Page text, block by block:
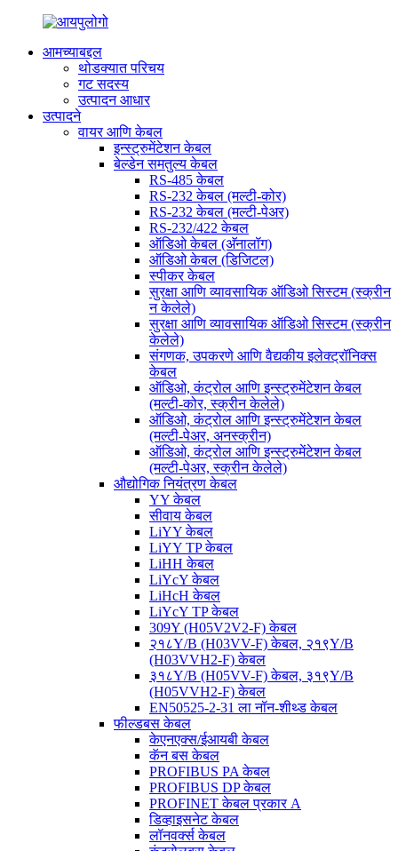
आमच्याबद्दल
थोडक्यात परिचय
गट सदस्य
उत्पादन आधार
उत्पादने
वायर आणि केबल
इन्स्ट्रुमेंटेशन केबल
बेल्डेन समतुल्य केबल
RS-485 केबल
RS-232 केबल (मल्टी-कोर)
RS-232 केबल (मल्टी-पेअर)
RS-232/422 केबल
ऑडिओ केबल (अ‍ॅनालॉग)
ऑडिओ केबल (डिजिटल)
स्पीकर केबल
सुरक्षा आणि व्यावसायिक ऑडिओ सिस्टम (स्क्रीन
न केलेले)
सुरक्षा आणि व्यावसायिक ऑडिओ सिस्टम (स्क्रीन
केलेले)
संगणक, उपकरणे आणि वैद्यकीय इलेक्ट्रॉनिक्स
केबल
ऑडिओ, कंट्रोल आणि इन्स्ट्रुमेंटेशन केबल
(मल्टी-कोर, स्क्रीन केलेले)
ऑडिओ, कंट्रोल आणि इन्स्ट्रुमेंटेशन केबल
(मल्टी-पेअर, अनस्क्रीन)
ऑडिओ, कंट्रोल आणि इन्स्ट्रुमेंटेशन केबल
(मल्टी-पेअर, स्क्रीन केलेले)
औद्योगिक नियंत्रण केबल
YY केबल
सीवाय केबल
LiYY केबल
LiYY TP केबल
LiHH केबल
LiYcY केबल
LiHcH केबल
LiYcY TP केबल
309Y (H05V2V2-F) केबल
२१८Y/B (H03VV-F) केबल, २१९Y/B
(H03VVH2-F) केबल
३१८Y/B (H05VV-F) केबल, ३१९Y/B
(H05VVH2-F) केबल
EN50525-2-31 ला नॉन-शीथ्ड केबल
फील्डबस केबल
केएनएक्स/ईआयबी केबल
कॅन बस केबल
PROFIBUS PA केबल
PROFIBUS DP केबल
PROFINET केबल प्रकार A
डिव्हाइसनेट केबल
लॉनवर्क्स केबल